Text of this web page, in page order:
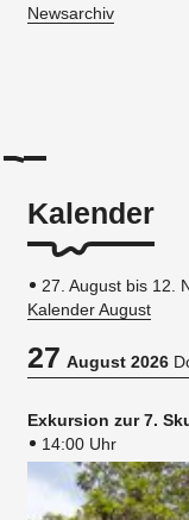
Newsarchiv
Kalender
27. August bis 12.
Kalender August
27August 2026
Exkursion zur 7.
14:00 Uhr